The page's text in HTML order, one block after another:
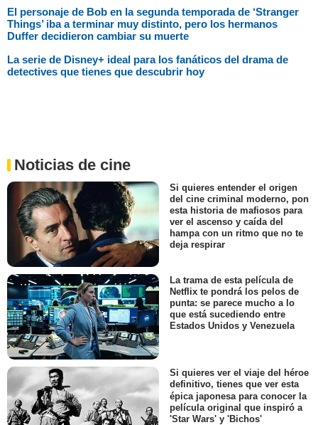
El personaje de Bob en la segunda temporada de ‘Stranger
Things’ iba a terminar muy distinto, pero los hermanos
Duffer decidieron cambiar su muerte
La serie de Disney+ ideal para los fanáticos del drama de
detectives que tienes que descubrir hoy
Noticias de cine
Si quieres entender el origen
del cine criminal moderno, pon
esta historia de mafiosos para
ver el ascenso y caída del
hampa con un ritmo que no te
deja respirar
La trama de esta película de
Netflix te pondrá los pelos de
punta: se parece mucho a lo
que está sucediendo entre
Estados Unidos y Venezuela
Si quieres ver el viaje del héroe
definitivo, tienes que ver esta
épica japonesa para conocer la
película original que inspiró a
'Star Wars' y 'Bichos'